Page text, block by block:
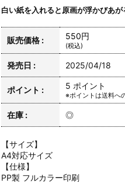
白い紙を入れると原画が浮かびあが
販売価格 : 550円
(税込)
発売日 : 2025/04/18
ポイント : 5 ポイント
※ポイントは送料へ
在庫 : ◎
【サイズ】
A4対応サイズ
【仕様】
PP製 フルカラー印刷